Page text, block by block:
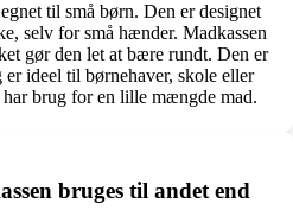
til små børn. Den er designet
selv for små hænder. Madkassen
gør den let at bære rundt. Den er
ideel til børnehaver, skole eller
brug for en lille mængde mad.
bruges til andet end